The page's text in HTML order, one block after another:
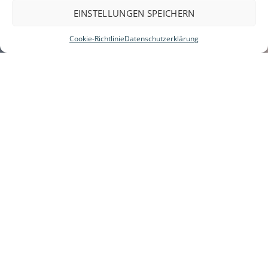
EINSTELLUNGEN SPEICHERN
Cookie-RichtlinieDatenschutzerklärung